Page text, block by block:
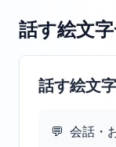
話す絵文
話す絵文
💬 会話・